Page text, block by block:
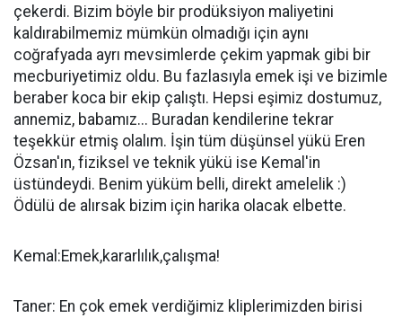
çekerdi. Bizim böyle bir prodüksiyon maliyetini
kaldırabilmemiz mümkün olmadığı için aynı
coğrafyada ayrı mevsimlerde çekim yapmak gibi bir
mecburiyetimiz oldu. Bu fazlasıyla emek işi ve bizimle
beraber koca bir ekip çalıştı. Hepsi eşimiz dostumuz,
annemiz, babamız... Buradan kendilerine tekrar
teşekkür etmiş olalım. İşin tüm düşünsel yükü Eren
Özsan'ın, fiziksel ve teknik yükü ise Kemal'in
üstündeydi. Benim yüküm belli, direkt amelelik :)
Ödülü de alırsak bizim için harika olacak elbette.
Kemal:Emek,kararlılık,çalışma!
Taner: En çok emek verdiğimiz kliplerimizden birisi